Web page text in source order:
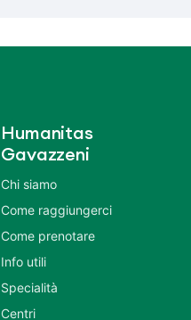
Humanitas
Gavazzeni
Chi siamo
Come raggiungerci
Come prenotare
Info utili
Specialità
Centri